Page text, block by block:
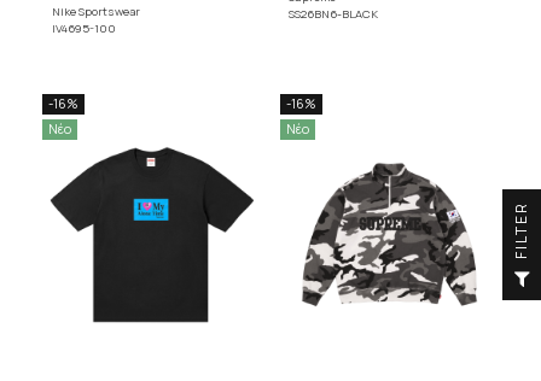
Nike Sportswear
IV4695-100
SS26BN6-BLACK
-16%
Νέο
-16%
Νέο
R